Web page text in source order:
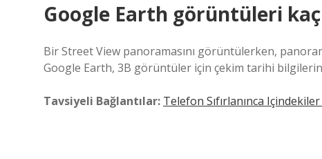
Google Earth görüntüleri kaç
Bir Street View panoramasını görüntülerken,
Google Earth, 3B görüntüler için çekim tarihi
Tavsiyeli Bağlantılar: Telefon Sıfırlanınca